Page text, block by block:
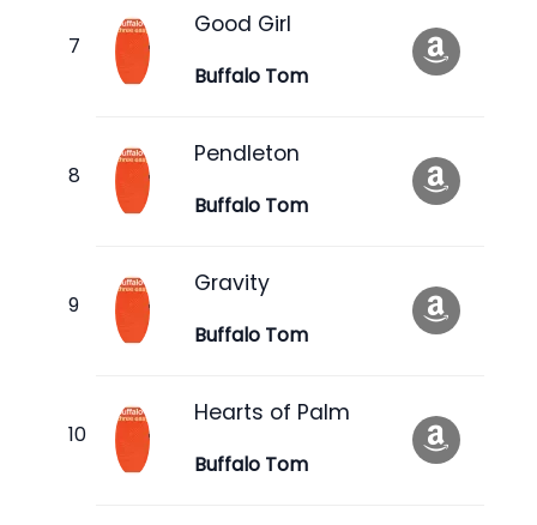
Good Girl
Buffalo Tom
Pendleton
Buffalo Tom
Gravity
Buffalo Tom
Hearts of Palm
Buffalo Tom